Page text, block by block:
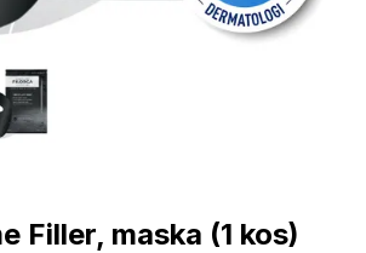
Filler, maska (1 kos)